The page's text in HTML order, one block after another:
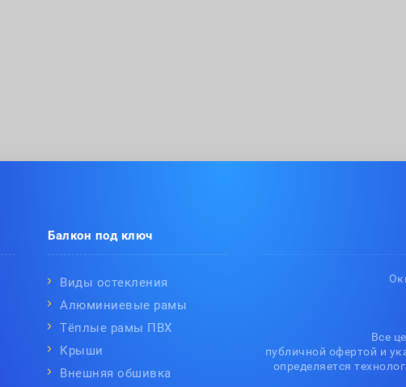
Балкон под ключ
Виды остекления
Алюминиевые рамы
Тёплые рамы ПВХ
Крыши
Внешняя обшивка
Все
публичной офертой и
определяется